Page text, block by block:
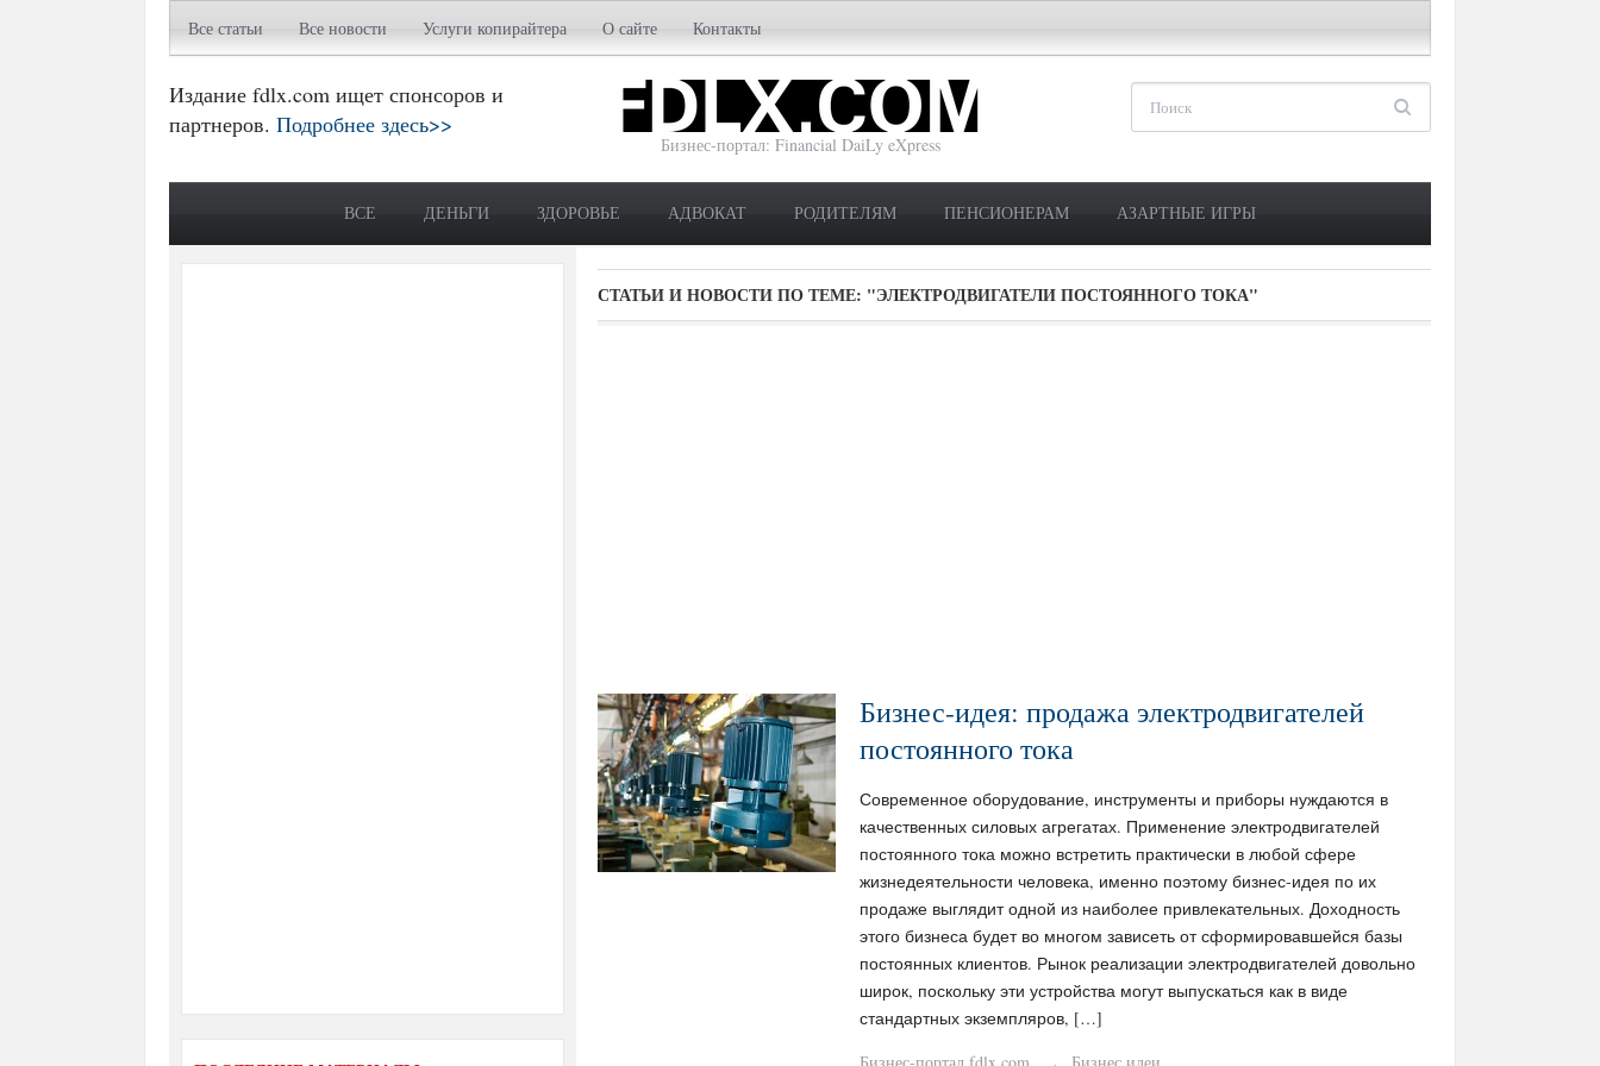
Все статьи Все новости Услуги копирайтера О сайте Контакты
Издание fdlx.com ищет спонсоров и
партнеров. Подробнее здесь>>
Бизнес-портал: Financial DaiLy eXpress
ВСЕ ДЕНЬГИ ЗДОРОВЬЕ АДВОКАТ РОДИТЕЛЯМ ПЕНСИОНЕРАМ АЗАРТНЫЕ ИГРЫ
СТАТЬИ И НОВОСТИ ПО ТЕМЕ: "ЭЛЕКТРОДВИГАТЕЛИ ПОСТОЯННОГО ТОКА"
Бизнес-идея: продажа электродвигателей
постоянного тока
Современное оборудование, инструменты и приборы нуждаются в
качественных силовых агрегатах. Применение электродвигателей
постоянного тока можно встретить практически в любой сфере
жизнедеятельности человека, именно поэтому бизнес-идея по их
продаже выглядит одной из наиболее привлекательных. Доходность
этого бизнеса будет во многом зависеть от сформировавшейся базы
постоянных клиентов. Рынок реализации электродвигателей довольно
широк, поскольку эти устройства могут выпускаться как в виде
стандартных экземпляров, […]